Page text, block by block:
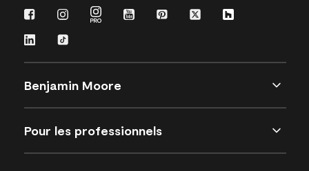
Benjamin Moore
Pour les professionnels